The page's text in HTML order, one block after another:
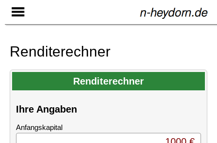
Renditerechner
Renditerechner
Ihre Angaben
Anfangskapital